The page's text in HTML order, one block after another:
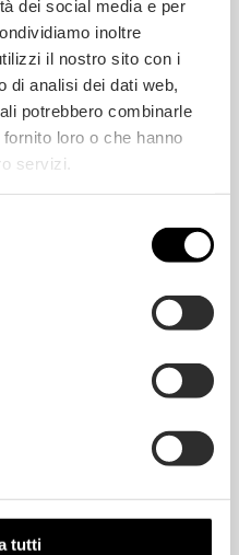
dei social media e per
inoltre
il nostro sito con i
di analisi dei dati web,
potrebbero combinarle
loro o che hanno
servizi.
tutti